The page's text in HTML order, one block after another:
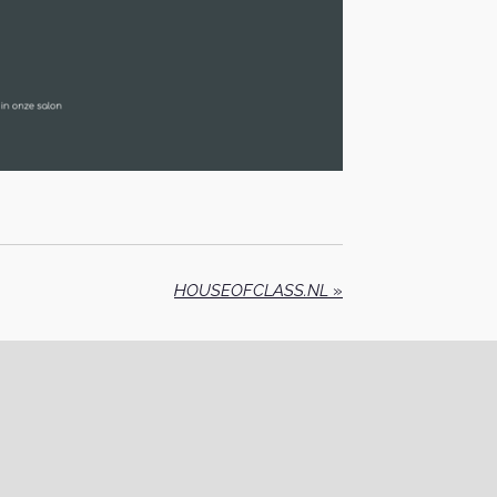
HOUSEOFCLASS.NL »